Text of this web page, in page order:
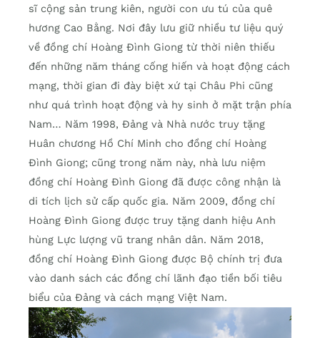
sĩ cộng sản trung kiên, người con ưu tú của quê
hương Cao Bằng. Nơi đây lưu giữ nhiều tư liệu quý
về đồng chí Hoàng Đình Giong từ thời niên thiếu
đến những năm tháng cống hiến và hoạt động cách
mạng, thời gian đi đày biệt xứ tại Châu Phi cũng
như quá trình hoạt động và hy sinh ở mặt trận phía
Nam… Năm 1998, Đảng và Nhà nước truy tặng
Huân chương Hồ Chí Minh cho đồng chí Hoàng
Đình Giong; cũng trong năm này, nhà lưu niệm
đồng chí Hoàng Đình Giong đã được công nhận là
di tích lịch sử cấp quốc gia. Năm 2009, đồng chí
Hoàng Đình Giong được truy tặng danh hiệu Anh
hùng Lực lượng vũ trang nhân dân. Năm 2018,
đồng chí Hoàng Đình Giong được Bộ chính trị đưa
vào danh sách các đồng chí lãnh đạo tiền bối tiêu
biểu của Đảng và cách mạng Việt Nam.